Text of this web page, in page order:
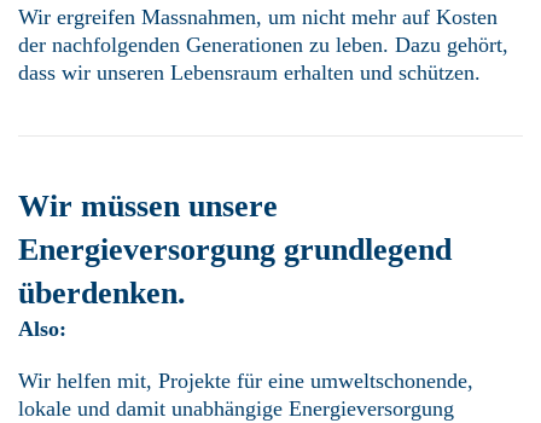
Wir ergreifen Massnahmen, um nicht mehr auf Kosten
der nachfolgenden Generationen zu leben. Dazu gehört,
dass wir unseren Lebensraum erhalten und schützen.
Wir müssen unsere
Energieversorgung grundlegend
überdenken.
Also:
Wir helfen mit, Projekte für eine umweltschonende,
lokale und damit unabhängige Energieversorgung